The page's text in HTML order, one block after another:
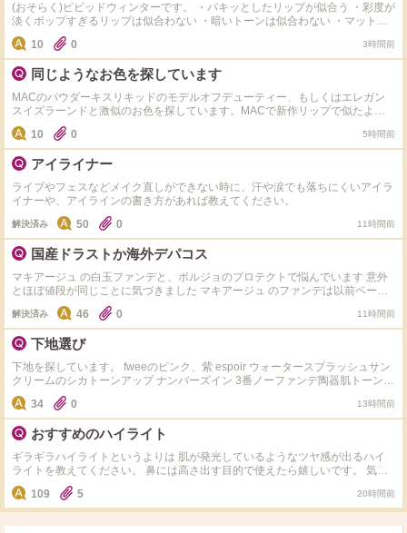
(おそらく)ビビッドウィンターです。 ・パキッとしたリップが似合う ・彩度が
淡くポップすぎるリップは似合わない ・暗いトーンは似合わない ・マットで
のっぺり重たいものよりも透け感があり立体感があるリップのほうが好き ・
最近はピンク系が好き ビビッドウィンターにおすすめのリップを、カラーと
ともに教えていただけると嬉しいです！
10 0 3時間前
同じようなお色を探しています
MACのパウダーキスリキッドのモデルオフデューティー、もしくはエレガン
スイズラーンドと激似のお色を探しています。MACで新作リップで似たよう
なお色を店頭でご紹介いただき購入したのですが微妙に違っておりました。
MACのマットリップが大好きなのですが、他社さまのマット経験が無いの
で、もしかして似たテクスチャーでお色が合えば試してみたいです。是非ご教
示いただけますでしょうか。よろしくお願いいたします。
10 0 5時間前
アイライナー
ライブやフェスなどメイク直しができない時に、汗や涙でも落ちにくいアイラ
イナーや、アイラインの書き方があれば教えてください。
解決済み 50 0 11時間前
国産ドラストか海外デパコス
マキアージュ の白玉ファンデと、ポルジョのプロテクトで悩んでいます 意外
とほぼ値段が同じことに気づきました マキアージュ のファンデは以前ベージ
ュの方を買ったことがあり、手でテキトーに塗ると鼻や頬に毛穴落ちするなと
いう感じがありました ポルジョは店頭でBAさんが試させてくれたのは手の甲
だったので、キレイですが実際に顔に塗るとどうなのかな？と思っています
解決済み 46 0 11時間前
下地選び
下地を探しています。 fweeのピンク、紫 espoir ウォータースプラッシュサン
クリームのシカトーンアップ ナンバーズイン 3番ノーファンデ陶器肌トーンア
ップUVクリームEX の下地の中で ①乾燥しない ②皮脂崩れもしにくい ③(こっ
くりした重いテクスチャのは苦手なので)伸びがよく、軽い着け心地 に1番当て
はまる下地はどれですか？ 乾燥せずに皮脂崩れもしにくく崩れ方が綺麗な下
地を探してます。 また、重いテクスチャだと伸ばす時にムラになったり時間
がかかるのでサッと伸ばせるのがいいです どなたか教えてください！
34 0 13時間前
おすすめのハイライト
ギラギラハイライトというよりは 肌が発光しているようなツヤ感が出るハイ
ライトを教えてください。 鼻には高さ出す目的で使えたら嬉しいです。 気に
なってるのは以下の4つです。 ・Dior ディオールスキン フォーエヴァー グロ
ウ マキシマイザー ・Dior ディオールスキン フォーエヴァー グロウ マキシマ
イザー ・Diorバックステージ グロウ マキシマイザー パレット ・NARSライト
リフレクティング ルミナイジングスティック ・
109 5 20時間前